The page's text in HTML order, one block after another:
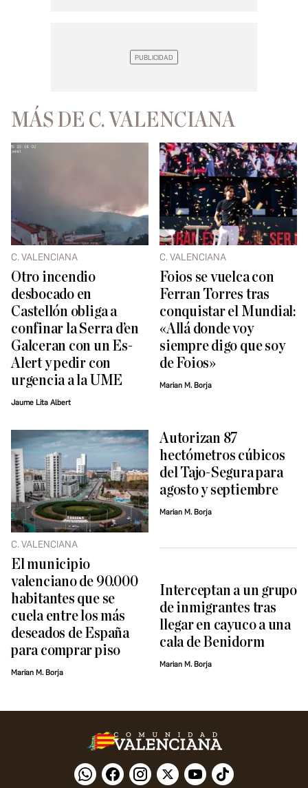
MÁS DE C. VALENCIANA
C. VALENCIANA
Otro incendio
desbocado en
Castellón obliga a
confinar la Serra d’en
Galceran con un Es-
Alert y pedir con
urgencia a la UME
Jaume Lita Albert
C. VALENCIANA
Foios se vuelca con
Ferran Torres tras
conquistar el Mundial:
«Allá donde voy
siempre digo que soy
de Foios»
Marian M. Borja
C. VALENCIANA
El municipio
valenciano de 90.000
habitantes que se
cuela entre los más
deseados de España
para comprar piso
Marian M. Borja
Autorizan 87
hectómetros cúbicos
del Tajo-Segura para
agosto y septiembre
Marian M. Borja
Interceptan a un grupo
de inmigrantes tras
llegar en cayuco a una
cala de Benidorm
Marian M. Borja